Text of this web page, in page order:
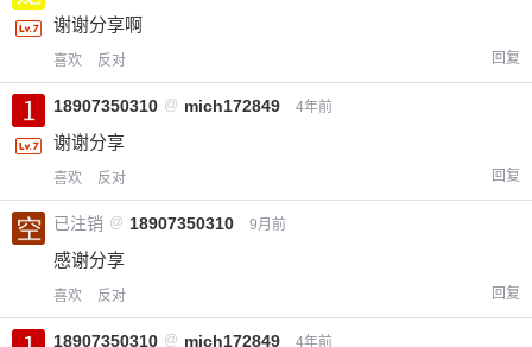
谢谢分享啊
喜欢 反对 回复
18907350310 @ mich172849 4年前
谢谢分享
喜欢 反对 回复
已注销 @ 18907350310 9月前
感谢分享
喜欢 反对 回复
18907350310 @ mich172849 4年前